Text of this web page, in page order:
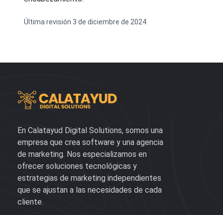
Última revisión 3 de diciembre de 2024
En Calatayud Digital Solutions, somos una
empresa que crea software y una agencia
de marketing. Nos especializamos en
ofrecer soluciones tecnológicas y
estrategias de marketing independientes
que se ajustan a las necesidades de cada
cliente.